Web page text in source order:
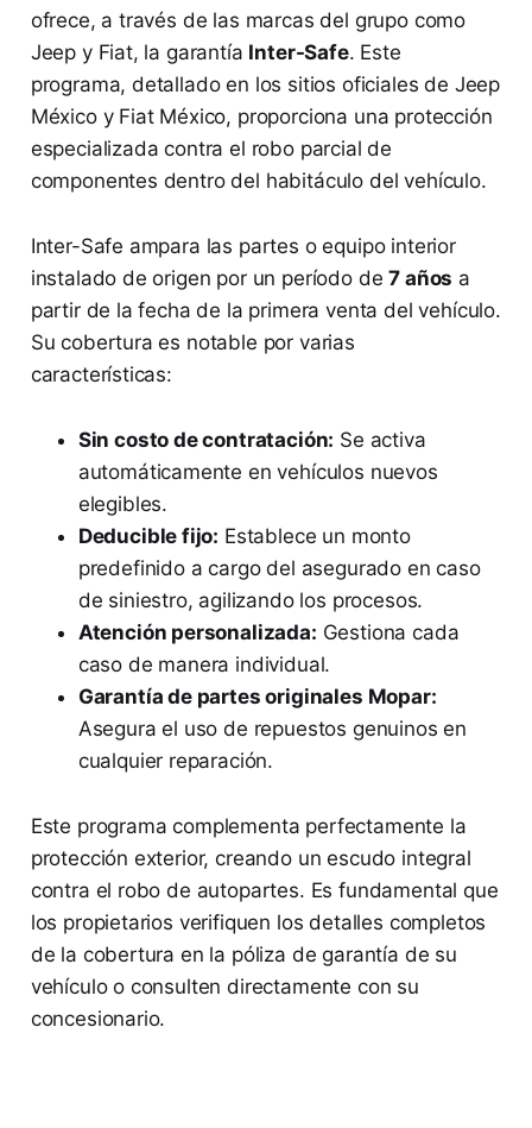
ofrece, a través de las marcas del grupo como
Jeep y Fiat, la garantía Inter-Safe. Este
programa, detallado en los sitios oficiales de Jeep
México y Fiat México, proporciona una protección
especializada contra el robo parcial de
componentes dentro del habitáculo del vehículo.
Inter-Safe ampara las partes o equipo interior
instalado de origen por un período de7 años a
partir de la fecha de la primera venta del vehículo.
Su cobertura es notable por varias
características:
Sin costo de contratación: Se activa
automáticamente en vehículos nuevos
elegibles.
Deducible fijo: Establece un monto
predefinido a cargo del asegurado en caso
de siniestro, agilizando los procesos.
Atención personalizada: Gestiona cada
caso de manera individual.
Garantía de partes originales Mopar:
Asegura el uso de repuestos genuinos en
cualquier reparación.
Este programa complementa perfectamente la
protección exterior, creando un escudo integral
contra el robo de autopartes. Es fundamental que
los propietarios verifiquen los detalles completos
de la cobertura en la póliza de garantía de su
vehículo o consulten directamente con su
concesionario.